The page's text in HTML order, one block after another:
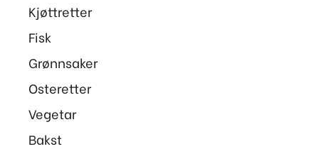
Kjøttretter
Fisk
Grønnsaker
Osteretter
Vegetar
Bakst